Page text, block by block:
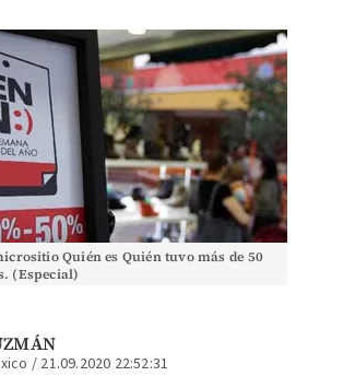
Quién es Quién tuvo más de 50
(Especial)
/ 21.09.2020 22:52:31